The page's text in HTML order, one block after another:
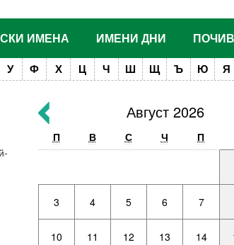
ИМЕНА ИМЕНИ ДНИ
У Ф Х Ц Ч Ш Щ Ъ Ю Я
Август 2026
П В С Ч П
3 4 5 6 7
10 11 12 13 14